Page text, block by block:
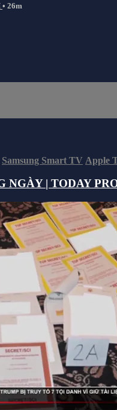
• 26m
Samsung Smart TV Apple
NGÀY | TODAY